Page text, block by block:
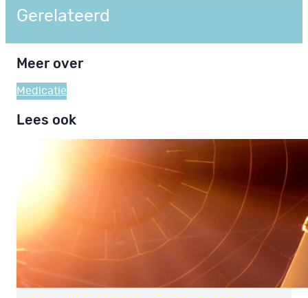
Gerelateerd
Meer over
Medicatie
Lees ook